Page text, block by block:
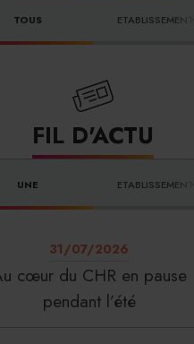
TOUS ETABLISSEMENTS
FIL D'ACTU
UNE ETABLISSEMENTS
31/07/2026
cœur du CHR en pause
pendant l’été